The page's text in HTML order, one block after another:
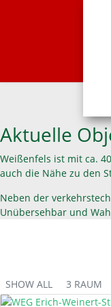
Aktuelle
Weißenfels ist mit ca.
auch die Nähe zu den
Neben der
Unübersehbar und
SHOW ALL 3 RAUM